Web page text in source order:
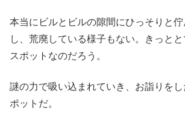
本当にビルとビルの隙間にひっそりと
し、荒廃している様子もない。きっと
スポットなのだろう。
謎の力で吸い込まれていき、お詣りを
ポットだ。